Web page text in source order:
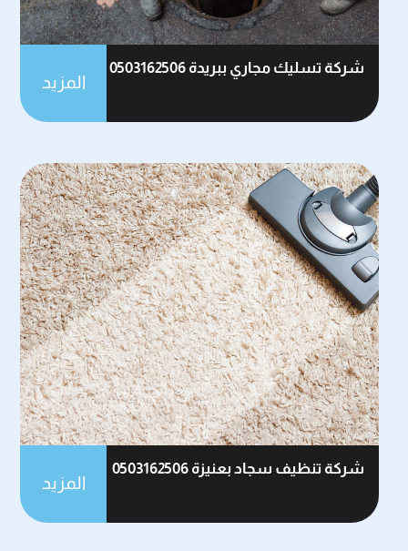
شركة تسليك مجاري ببريدة 0503162506
المزيد
شركة تنظيف سجاد بعنيزة 0503162506
المزيد